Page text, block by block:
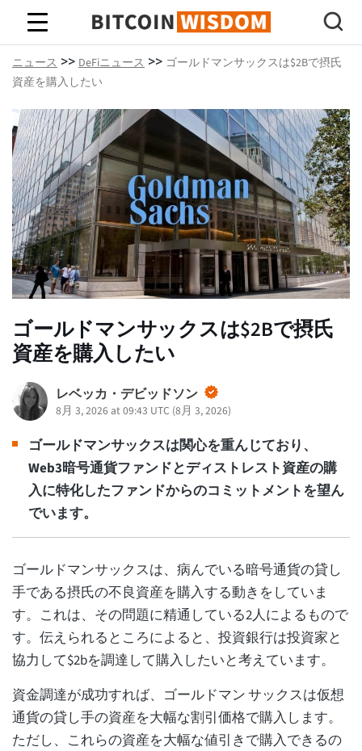
ビットコインの知恵
ニュース >> DeFiニュース >> ゴールドマンサックスは$2Bで摂氏
資産を購入したい
ゴールドマンサックスは$2Bで摂氏
資産を購入したい
レベッカ・デビッドソン
8月 3, 2026 at 09:43 UTC (8月 3, 2026)
ゴールドマンサックスは関心を重んじており、
Web3暗号通貨ファンドとディストレスト資産の購
入に特化したファンドからのコミットメントを望ん
でいます。
ゴールドマンサックスは、病んでいる暗号通貨の貸し
手である摂氏の不良資産を購入する動きをしていま
す。これは、その問題に精通している2人によるもので
す。伝えられるところによると、投資銀行は投資家と
協力して$2bを調達して購入したいと考えています。
資金調達が成功すれば、ゴールドマン サックスは仮想
通貨の貸し手の資産を大幅な割引価格で購入します。
ただし、これらの資産を大幅な値引きで購入できるの